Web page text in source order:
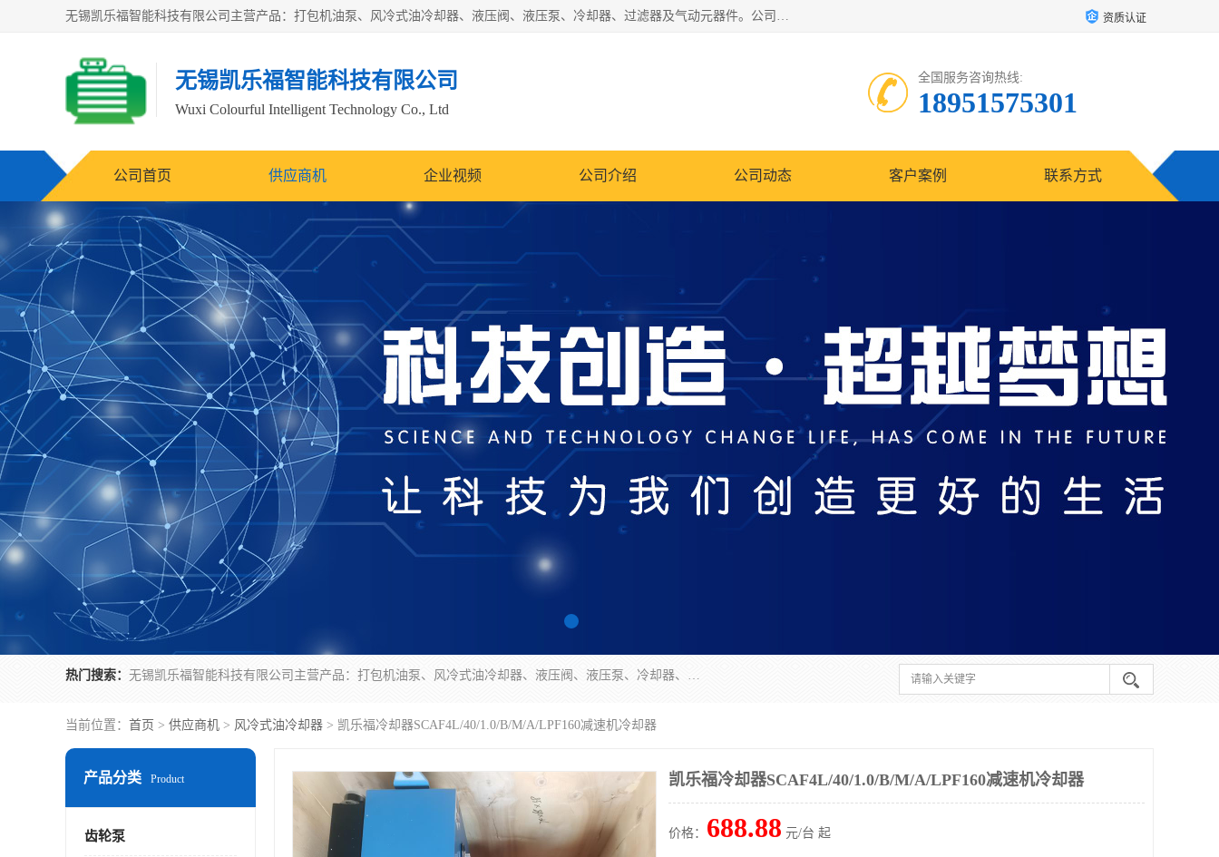
无锡凯乐福智能科技有限公司主营产品：打包机油泵、风冷式油冷却器、液压阀、液压泵、冷却器、过滤器及气动元器件。公司主导生产齿轮泵、齿轮马达、液压阀等产品。共计100多个系列、3000余种规格。覆盖了液压系统的动力元件、控制元件和执行元件，具备较强的成套供货、服务能力。 资质认证
无锡凯乐福智能科技有限公司
Wuxi Colourful Intelligent Technology Co., Ltd
全国服务咨询热线:
18951575301
公司首页 供应商机 企业视频 公司介绍 公司动态 客户案例 联系方式
热门搜索： 无锡凯乐福智能科技有限公司主营产品：打包机油泵、风冷式油冷却器、液压阀、液压泵、冷却器、过滤器及气动元器件。公司主导生产齿轮泵、齿轮马达、液压阀等产品。共计100多个系列、3000余种规格。覆盖了液压系统的动力元件、控制元件和执行元件，具备较强的成套供货、服务能力。
当前位置： 首页 > 供应商机 > 风冷式油冷却器 > 凯乐福冷却器SCAF4L/40/1.0/B/M/A/LPF160减速机冷却器
产品分类 Product
齿轮泵
凯乐福冷却器SCAF4L/40/1.0/B/M/A/LPF160减速机冷却器
价格： 688.88 元/台 起